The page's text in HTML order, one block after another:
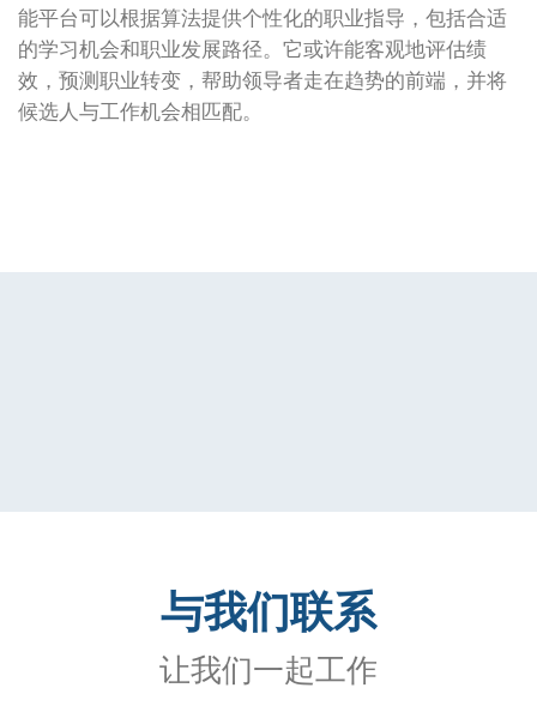
能平台可以根据算法提供个性化的职业指导，包括合适
的学习机会和职业发展路径。它或许能客观地评估绩
效，预测职业转变，帮助领导者走在趋势的前端，并将
候选人与工作机会相匹配。
与我们联系
让我们一起工作